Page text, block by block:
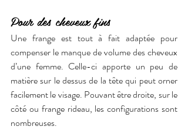
Pour des cheveux fins
Une frange est tout à fait adaptée pour
compenser le manque de volume des cheveux
d’une femme. Celle-ci apporte un peu de
matière sur le dessus de la tête qui peut orner
facilement le visage. Pouvant être droite, sur le
côté ou frange rideau, les configurations sont
nombreuses.